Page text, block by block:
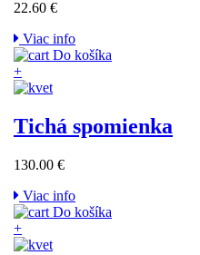
22.60 €
Viac info
Do košíka
+
Tichá spomienka
130.00 €
Viac info
Do košíka
+